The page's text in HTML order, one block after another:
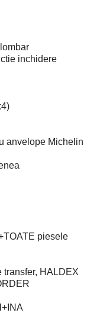
inchidere
anvelope Michelin
piesele
transfer, HALDEX